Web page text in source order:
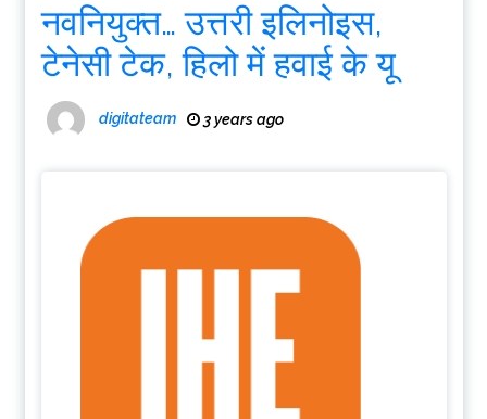
नवनियुक्त… उत्तरी इलिनोइस,
टेनेसी टेक, हिलो में हवाई के यू
digitateam 3 years ago